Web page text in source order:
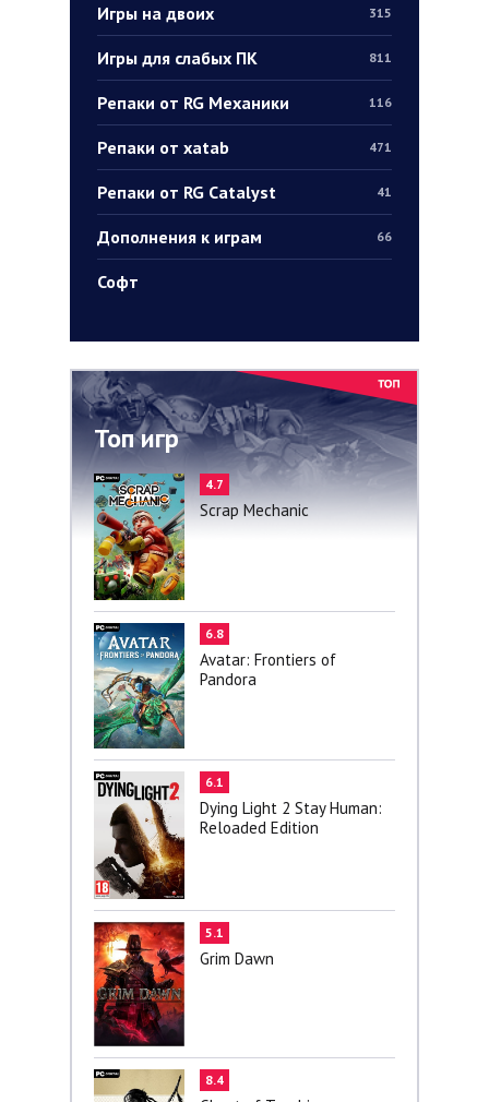
Игры на двоих 315
Игры для слабых ПК 811
Репаки от RG Механики 116
Репаки от xatab 471
Репаки от RG Catalyst 41
Дополнения к играм 66
Софт
Топ игр
4.7
Scrap Mechanic
6.8
Avatar: Frontiers of
Pandora
6.1
Dying Light 2 Stay Human:
Reloaded Edition
5.1
Grim Dawn
8.4